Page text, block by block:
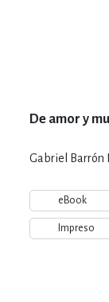
De amor y
Gabriel Barrón
eBook
Impreso